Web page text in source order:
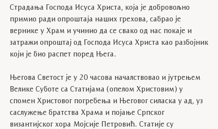
Страдања Господа Исуса Христа, која је добровољно
примио ради опроштаја наших грехова, сабрао је
вернике у Храм и учинио да се свако од нас покаје и
затражи опроштај од Господа Исуса Христа као разбојник
који је био распет поред Њега.
Његова Светост је у 20 часова началствовао и јутрењем
Велике Суботе са Статијама (опелом Христовим) у
спомен Христовог погребења и Његовог силаска у ад, уз
саслужење братства Храма и појање Српског
византијског хора Мојсије Петровић. Статије су